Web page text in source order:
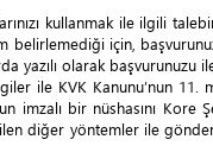
kullanmak ile ilgili
için,
yazılı olarak başvurunuzu
ile KVK Kanunu’nun 11.
bir nüshasını
diğer yöntemler ile